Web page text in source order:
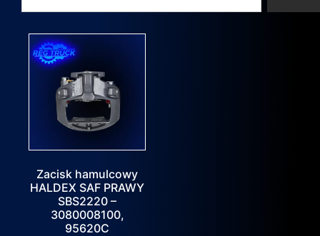
Zacisk hamulcowy
HALDEX SAF PRAWY
SBS2220 –
3080008100,
95620C